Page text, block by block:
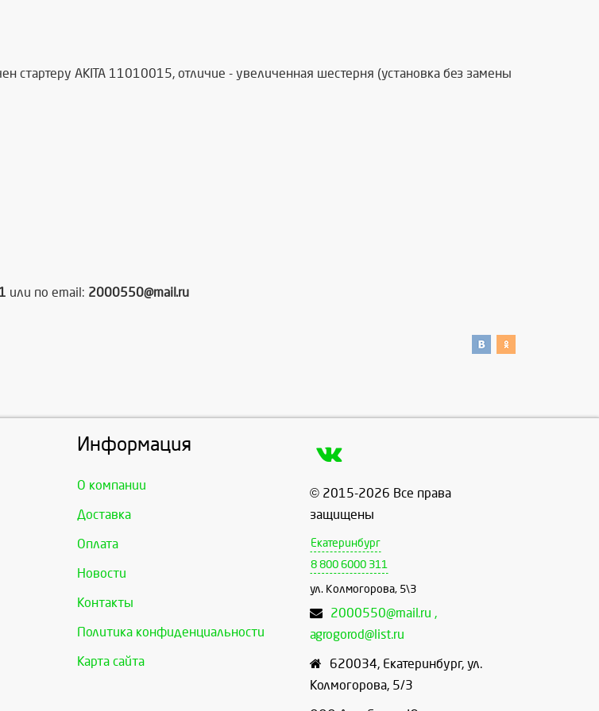
стартеру AKITA 11010015, отличие - увеличенная шестерня (установка без замены
или по email: 2000550@mail.ru
Информация
О компании
Доставка
Оплата
Новости
Контакты
Политика конфиденциальности
Карта сайта
© 2015-2026 Все права
защищены
Екатеринбург
8 800 6000 311
ул. Колмогорова, 5\3
2000550@mail.ru ,
agrogorod@list.ru
620034, Екатеринбург, ул.
Колмогорова, 5/3